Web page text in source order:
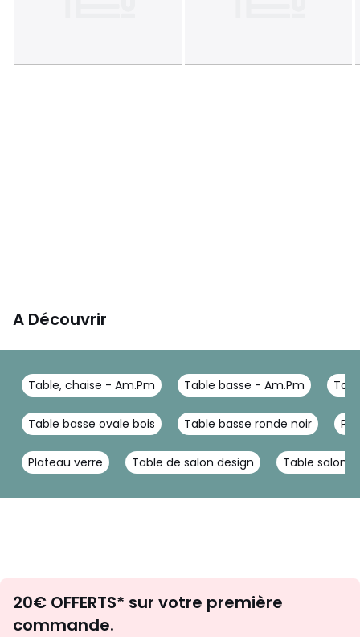
A Découvrir
Table, chaise - Am.Pm Table basse - Am.Pm
Table basse ovale bois Table basse ronde noir
Plateau verre Table de salon design Table salon
d'inspirations
20€ OFFERTS* sur votre première
commande.